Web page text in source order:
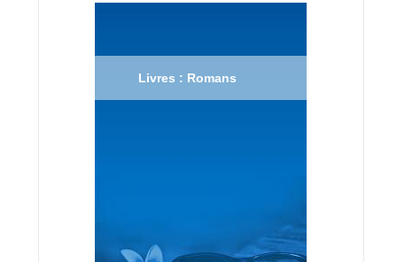
Livres : Romans